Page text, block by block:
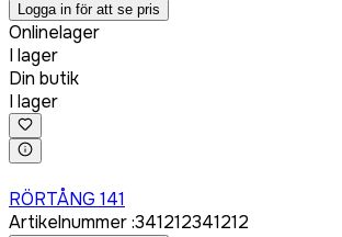
Logga in för att se pris
Onlinelager
I lager
Din butik
I lager
RÖRTÅNG 141
Artikelnummer:341212341212